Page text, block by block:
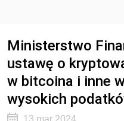
Ministerstwo
ustawę o
w bitcoina i inne
wysokich
13 mar 2024